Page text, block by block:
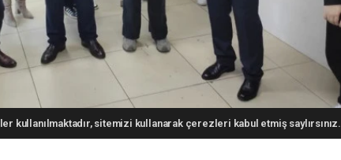
sitemizi kullanarak çerezleri kabul etmiş saylırsınız.